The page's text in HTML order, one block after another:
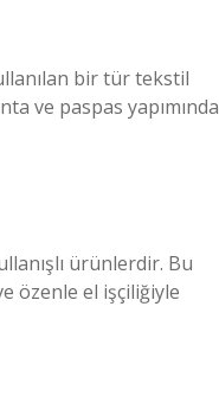
bir tür tekstil
ve paspas yapımında
ürünlerdir. Bu
özenle el işçiliğiyle